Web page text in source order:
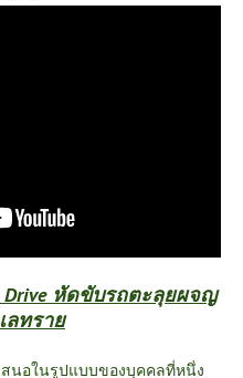
Drive หัดขับรถตะลุยผจญ
ลทราย
นอในรูปแบบของบุคคลที่หนึ่ง